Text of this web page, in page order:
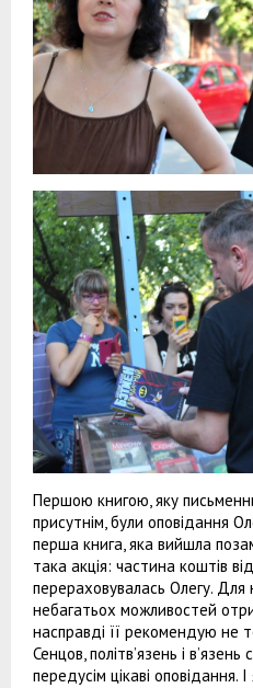
Першою книгою, яку
присутнім, були оповідання
перша книга, яка вийшла
така акція: частина коштів
перераховувалась Олегу.
небагатьох можливостей
насправді її рекомендую не
Сенцов, політв’язень і
передусім цікаві оповідання.